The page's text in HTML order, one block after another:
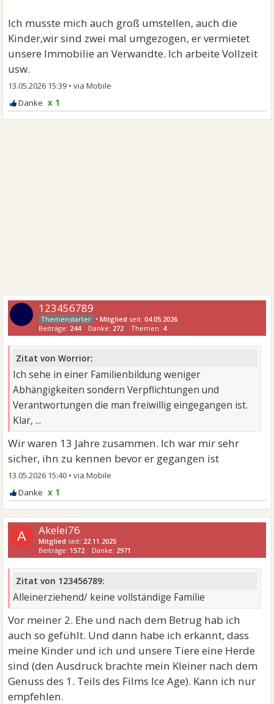
Ich musste mich auch groß umstellen, auch die
Kinder,wir sind zwei mal umgezogen, er vermietet
unsere Immobilie an Verwandte. Ich arbeite Vollzeit
usw.
13.05.2026 15:39 •
x 1
123456789
•Mitglied seit:04.05.2026
Beiträge: 244 Danke: 272 Themen: 4
Zitat von Worrior:
Ich sehe in einer Familienbildung weniger
Abhängigkeiten sondern Verpflichtungen und
Verantwortungen die man freiwillig eingegangen ist.
Klar, ...
Wir waren 13 Jahre zusammen. Ich war mir sehr
sicher, ihn zu kennen bevor er gegangen ist
13.05.2026 15:40 •
x 1
A Akelei76
Mitglied seit: 22.11.2025
Beiträge: 1572 Danke: 2971
Zitat von 123456789:
Alleinerziehend/ keine vollständige Familie
Vor meiner 2. Ehe und nach dem Betrug hab ich
auch so gefühlt. Und dann habe ich erkannt, dass
meine Kinder und ich und unsere Tiere eine Herde
sind (den Ausdruck brachte mein Kleiner nach dem
Genuss des 1. Teils des Films Ice Age). Kann ich nur
empfehlen.